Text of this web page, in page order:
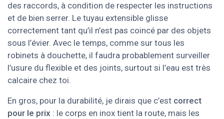
des raccords, à condition de respecter les instructions
et de bien serrer. Le tuyau extensible glisse
correctement tant qu’il n’est pas coincé par des objets
sous l’évier. Avec le temps, comme sur tous les
robinets à douchette, il faudra probablement surveiller
l’usure du flexible et des joints, surtout si l’eau est très
calcaire chez toi.
En gros, pour la durabilité, je dirais que c’est correct
pour le prix : le corps en inox tient la route, mais les